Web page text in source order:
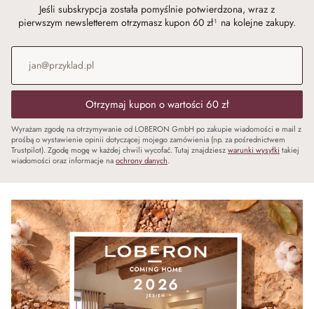
Jeśli subskrypcja została pomyślnie potwierdzona, wraz z
pierwszym newsletterem otrzymasz kupon 60 zł¹ na kolejne zakupy.
Adres e-mail
Otrzymaj kupon o wartości 60 zł
Wyrażam zgodę na otrzymywanie od LOBERON GmbH po zakupie wiadomości e mail z
prośbą o wystawienie opinii dotyczącej mojego zamówienia (np. za pośrednictwem
Trustpilot). Zgodę mogę w każdej chwili wycofać. Tutaj znajdzieszwarunki wysyłki takiej
wiadomości oraz informacje naochrony danych.